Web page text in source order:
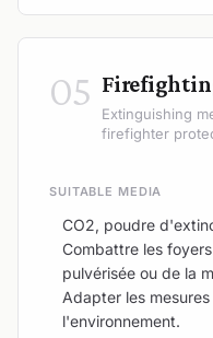
05
Extinguishing
firefighter
SUITABLE MEDIA
CO2, poudre
Combattre les
pulvérisée ou de la
Adapter les
l'environnement.